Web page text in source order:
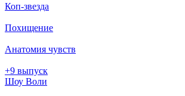
Коп-звезда
Похищение
Анатомия чувств
+9 выпуск
Шоу Воли